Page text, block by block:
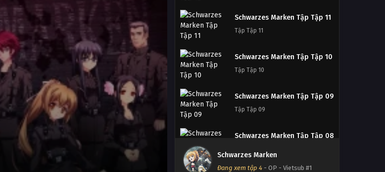
Schwarzes Marken Tập Tập 11
Tập Tập 11
Schwarzes Marken Tập Tập 10
Tập Tập 10
Schwarzes Marken Tập Tập 09
Tập Tập 09
Schwarzes Marken Tập Tập 08
Schwarzes Marken
Đang xem tập 4 - OP - Vietsub #1
Schwarzes Marken Tập 10
Tập 10
Schwarzes Marken Tập 9
Tập 9
Schwarzes Marken Tập 8
Tập 8
Schwarzes Marken Tập 7